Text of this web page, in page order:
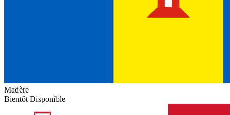
Madère
Bientôt Disponible